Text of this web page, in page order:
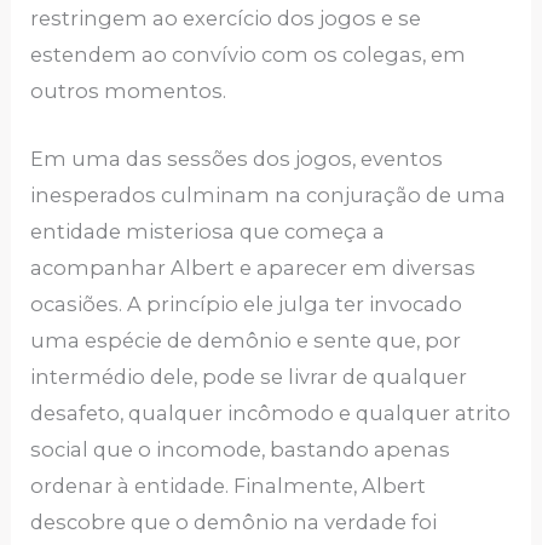
restringem ao exercício dos jogos e se
estendem ao convívio com os colegas, em
outros momentos.
Em uma das sessões dos jogos, eventos
inesperados culminam na conjuração de uma
entidade misteriosa que começa a
acompanhar Albert e aparecer em diversas
ocasiões. A princípio ele julga ter invocado
uma espécie de demônio e sente que, por
intermédio dele, pode se livrar de qualquer
desafeto, qualquer incômodo e qualquer atrito
social que o incomode, bastando apenas
ordenar à entidade. Finalmente, Albert
descobre que o demônio na verdade foi